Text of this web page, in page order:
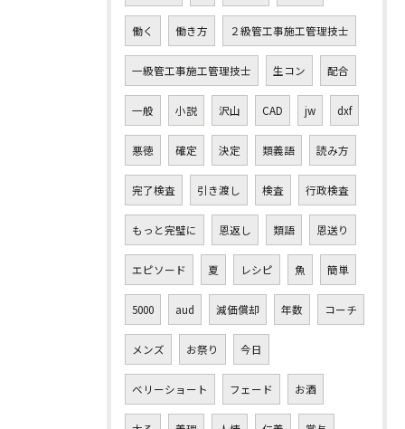
働く 働き方 ２級管工事施工管理技士
一級管工事施工管理技士 生コン 配合
一般 小説 沢山 CAD jw dxf
悪徳 確定 決定 類義語 読み方
完了検査 引き渡し 検査 行政検査
もっと完璧に 恩返し 類語 恩送り
エピソード 夏 レシピ 魚 簡単
5000 aud 減価償却 年数 コーチ
メンズ お祭り 今日
ベリーショート フェード お酒